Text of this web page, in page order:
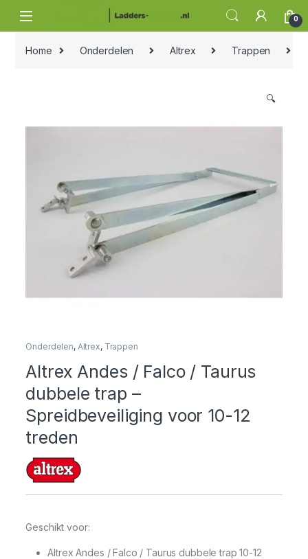
0
Home Onderdelen Altrex Trappen
🔍
Onderdelen, Altrex, Trappen
Altrex Andes / Falco / Taurus
dubbele trap –
Spreidbeveiliging voor 10-12
treden
Geschikt voor:
Altrex Andes / Falco / Taurus dubbele trap 10-12